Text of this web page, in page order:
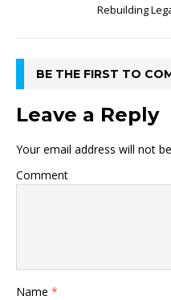
Rebuilding
BE THE FIRST TO
Leave a Reply
Your email address will not
Comment
Name *